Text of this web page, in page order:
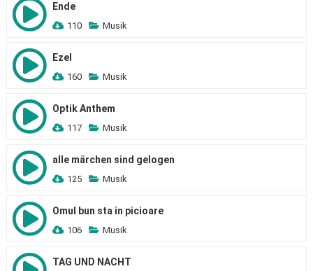
Ende
110 Musik
Ezel
160 Musik
Optik Anthem
117 Musik
alle märchen sind gelogen
125 Musik
Omul bun sta in picioare
106 Musik
TAG UND NACHT